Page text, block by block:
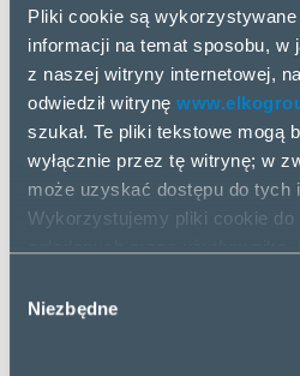
Pliki cookie są
informacji na temat sposobu,
z naszej witryny internetowej,
odwiedził witrynę
szukał. Te pliki tekstowe mogą
wyłącznie przez tę witrynę; w
może uzyskać dostępu do tych
Wykorzystujemy pliki cookie do
ustawień ekranu oraz
Udostępniamy dane dotyczące
zgody
Niezbędne
Wszystko
5 kwi, 2025
NZXT